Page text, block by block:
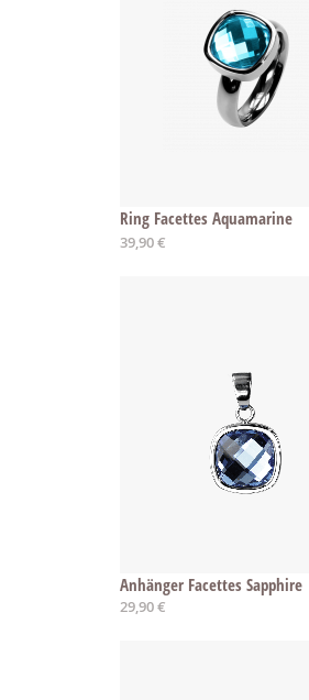
Ring Facettes Aquamarine
39,90 €
Anhänger Facettes Sapphire
29,90 €